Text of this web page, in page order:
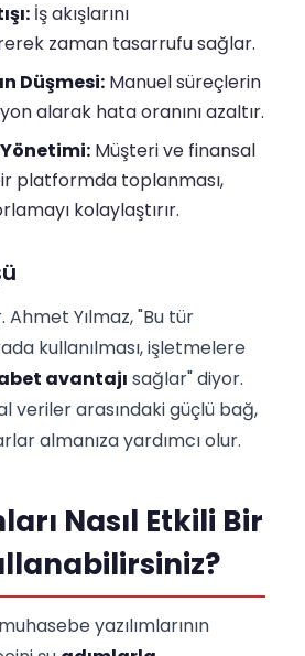
İş akışlarını
zaman tasarrufu sağlar.
Düşmesi: Manuel süreçlerin
alarak hata oranını azaltır.
Müşteri ve finansal
platformda toplanması,
kolaylaştırır.
Ahmet Yılmaz, "Bu tür
kullanılması, işletmelere
avantajı sağlar" diyor.
veriler arasındaki güçlü bağ,
almanıza yardımcı olur.
Nasıl Etkili Bir
yazılımlarının